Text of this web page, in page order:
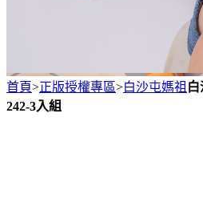
首頁>正版授權專區>白沙屯媽祖
242-3入組